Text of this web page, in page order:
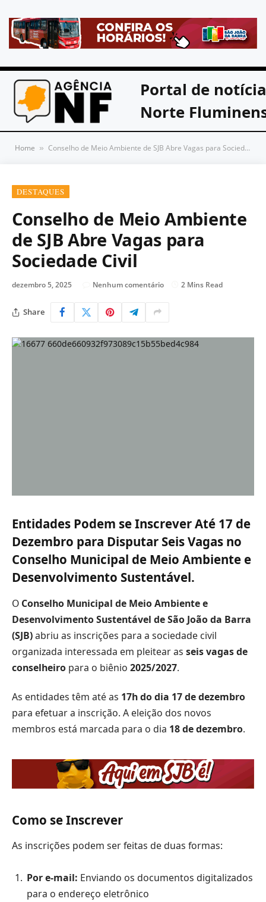
Portal de
Norte
Home » Conselho de Meio Ambiente de SJB Abre Vagas para Sociedade Civil
DESTAQUES
Conselho de Meio Ambiente
de SJB Abre Vagas para
Sociedade Civil
dezembro 5, 2025 Nenhum comentário 2 Mins Read
Share
Entidades Podem se Inscrever Até 17 de
Dezembro para Disputar Seis Vagas no
Conselho Municipal de Meio Ambiente e
Desenvolvimento Sustentável.
O Conselho Municipal de Meio Ambiente e
Desenvolvimento Sustentável de São João da Barra
(SJB)abriu as inscrições para a sociedade civil
organizada interessada em pleitear as seis vagas de
conselheiro para o biênio 2025/2027.
As entidades têm até as 17h do dia 17 de dezembro
para efetuar a inscrição. A eleição dos novos
membros está marcada para o dia 18 de dezembro.
Como se Inscrever
As inscrições podem ser feitas de duas formas:
Por e-mail: Enviando os documentos digitalizados
para o endereço eletrônico